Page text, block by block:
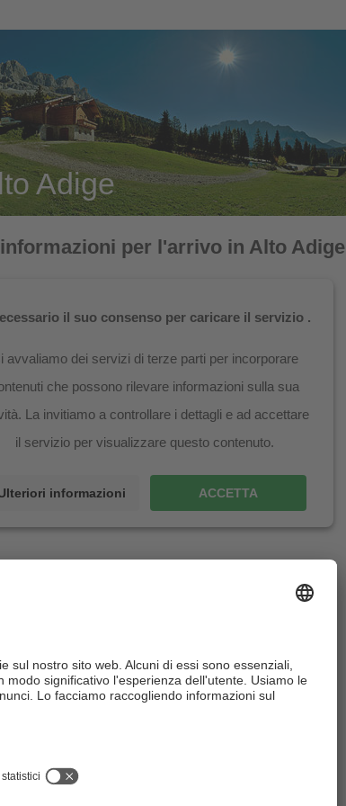
Adige
per l'arrivo in Alto Adige
il suo consenso per caricare il servizio .
avvaliamo dei servizi di terze parti per incorporare
che possono rilevare informazioni sulla sua
La invitiamo a controllare i dettagli e ad accettare
il servizio per visualizzare questo contenuto.
informazioni ACCETTA
ritorno: